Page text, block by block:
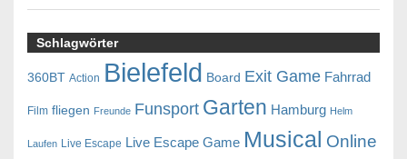
Schlagwörter
360BT Action Bielefeld Board Exit Game Fahrrad
Film fliegen Freunde Funsport Garten Hamburg Helm
Laufen Live Escape Live Escape Game Musical Online